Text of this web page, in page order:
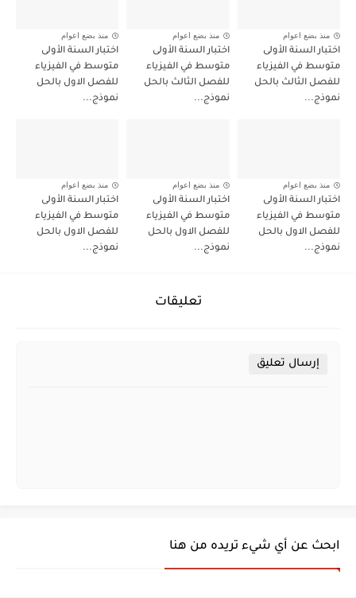
منذ بضع اعوام
اختبار السنة الأولى
متوسط في الفيزياء
للفصل الثالث بالحل
نموذج...
منذ بضع اعوام
اختبار السنة الأولى
متوسط في الفيزياء
للفصل الثالث بالحل
نموذج...
منذ بضع اعوام
اختبار السنة الأولى
متوسط في الفيزياء
للفصل الاول بالحل
نموذج...
منذ بضع اعوام
اختبار السنة الأولى
متوسط في الفيزياء
للفصل الاول بالحل
نموذج...
منذ بضع اعوام
اختبار السنة الأولى
متوسط في الفيزياء
للفصل الاول بالحل
نموذج...
منذ بضع اعوام
اختبار السنة الأولى
متوسط في الفيزياء
للفصل الاول بالحل
نموذج...
تعليقات
إرسال تعليق
ابحث عن أي شيء تريده من هنا